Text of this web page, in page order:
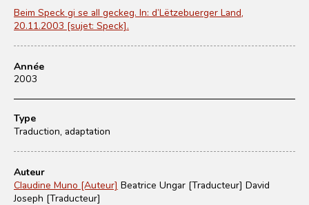
Beim Speck gi se all geckeg. In: d’Lëtzebuerger Land,
20.11.2003 [sujet: Speck].
Année
2003
Type
Traduction, adaptation
Auteur
Claudine Muno [Auteur] Beatrice Ungar [Traducteur] David
Joseph [Traducteur]